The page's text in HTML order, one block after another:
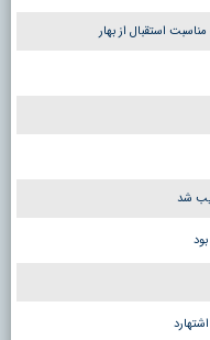
استقبال از بهار
شد